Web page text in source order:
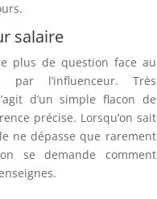
salaire
plus de question face au
par l’influenceur. Très
d’un simple flacon de
précise. Lorsqu’on sait
ne dépasse que rarement
se demande comment